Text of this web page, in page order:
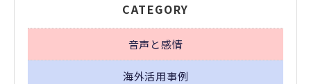
CATEGORY
音声と感情
海外活用事例